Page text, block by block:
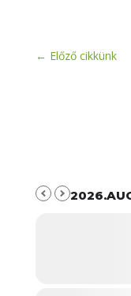
← Előző cikkünk